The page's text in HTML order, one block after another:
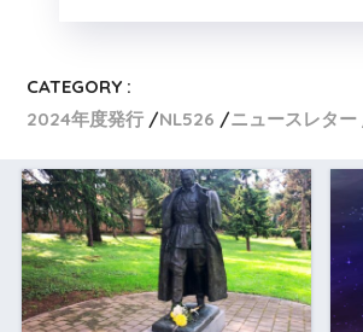
CATEGORY :
2024年度発行
NL526 ニュースレター